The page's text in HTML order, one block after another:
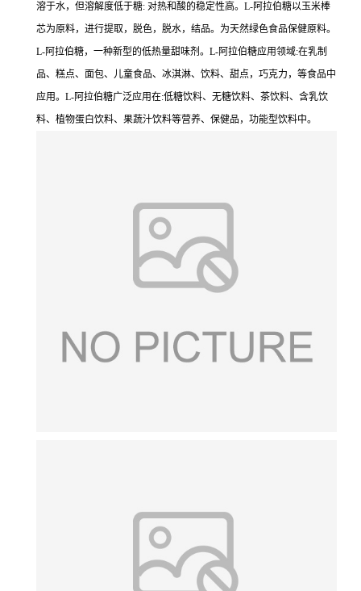
溶于水，但溶解度低于糖: 对热和酸的稳定性高。L-阿拉伯糖以玉米棒
芯为原料，进行提取，脱色，脱水，结品。为天然绿色食品保健原料。
L-阿拉伯糖，一种新型的低热量甜味剂。L-阿拉伯糖应用领域:在乳制
品、糕点、面包、儿童食品、冰淇淋、饮料、甜点，巧克力，等食品中
应用。L-阿拉伯糖广泛应用在:低糖饮料、无糖饮料、茶饮料、含乳饮
料、植物蛋白饮料、果蔬汁饮料等营养、保健品，功能型饮料中。